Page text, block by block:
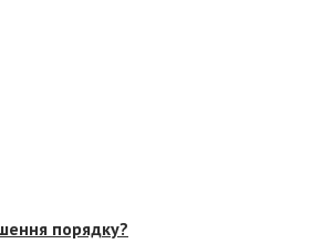
порядку?